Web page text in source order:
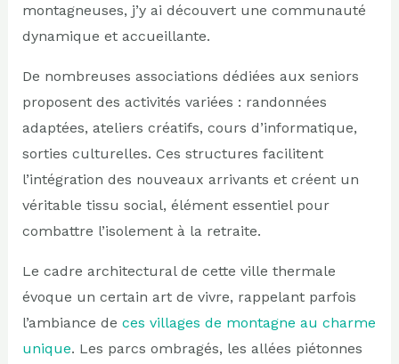
montagneuses, j’y ai découvert une communauté
dynamique et accueillante.
De nombreuses associations dédiées aux seniors
proposent des activités variées : randonnées
adaptées, ateliers créatifs, cours d’informatique,
sorties culturelles. Ces structures facilitent
l’intégration des nouveaux arrivants et créent un
véritable tissu social, élément essentiel pour
combattre l’isolement à la retraite.
Le cadre architectural de cette ville thermale
évoque un certain art de vivre, rappelant parfois
l’ambiance de ces villages de montagne au charme
unique. Les parcs ombragés, les allées piétonnes